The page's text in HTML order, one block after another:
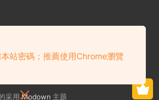
采用Modown 主题
站密碼；推薦使用Chrome瀏覽